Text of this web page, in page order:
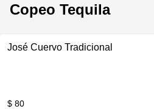
Copeo Tequila
José Cuervo Tradicional
$ 80